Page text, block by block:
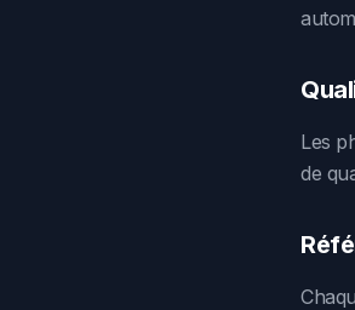
Les
de